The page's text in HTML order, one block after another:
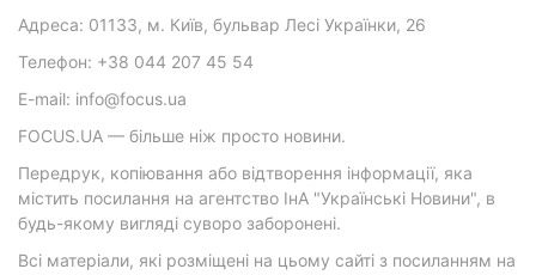
Адреса: 01133, м. Київ, бульвар Лесі Українки, 26
Телефон: +38 044 207 45 54
E-mail: info@focus.ua
FOCUS.UA — більше ніж просто новини.
Передрук, копіювання або відтворення інформації, яка
містить посилання на агентство ІнА "Українські Новини", в
будь-якому вигляді суворо заборонені.
Всі матеріали, які розміщені на цьому сайті з посиланням на